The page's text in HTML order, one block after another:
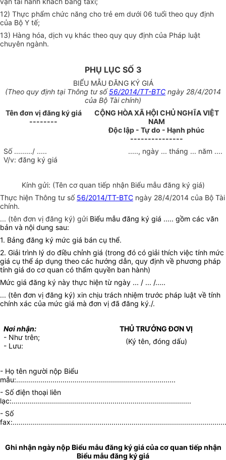
12) Thực phẩm chức năng cho trẻ em dưới 06 tuổi theo quy định
của Bộ Y tế;
13) Hàng hóa, dịch vụ khác theo quy quy định của Pháp luật
chuyên ngành.
PHỤ LỤC SỐ 3
BIỂU MẪU ĐĂNG KÝ GIÁ
(Theo quy định tại Thông tư số56/2014/TT-BTC ngày 28/4/2014
của Bộ Tài chính)
Tên đơn vị đăng ký giá
--------
CỘNG HÒA XÃ HỘI CHỦ NGHĨA VIỆT
NAM
Độc lập - Tự do - Hạnh phúc
---------------
Số ........./ .....
V/v: đăng ký giá
....., ngày ... tháng ... năm ....
Kính gửi: (Tên cơ quan tiếp nhận Biểu mẫu đăng ký giá)
Thực hiện Thông tư số 56/2014/TT-BTC ngày 28/4/2014 của Bộ Tài
chính.
... (tên đơn vị đăng ký) gửi Biểu mẫu đăng ký giá ..... gồm các văn
bản và nội dung sau:
1. Bảng đăng ký mức giá bán cụ thể.
2. Giải trình lý do điều chỉnh giá (trong đó có giải thích việc tính mức
giá cụ thể áp dụng theo các hướng dẫn, quy định về phương pháp
tính giá do cơ quan có thẩm quyền ban hành)
Mức giá đăng ký này thực hiện từ ngày ... / ... /.....
... (tên đơn vị đăng ký) xin chịu trách nhiệm trước pháp luật về tính
chính xác của mức giá mà đơn vị đã đăng ký./.
Nơi nhận:
- Như trên;
- Lưu:
THỦ TRƯỞNG ĐƠN VỊ
(Ký tên, đóng dấu)
- Họ tên người nộp Biểu
mẫu:...............................................................................
- Số điện thoại liên
lạc:.........................................................................................
- Số
Ghi nhận ngày nộp Biểu mẫu đăng ký giá của cơ quan tiếp nhận
Biểu mẫu đăng ký giá